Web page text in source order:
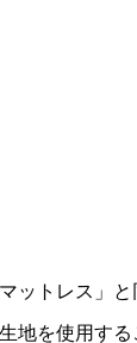
ットレス」と
地を使用する